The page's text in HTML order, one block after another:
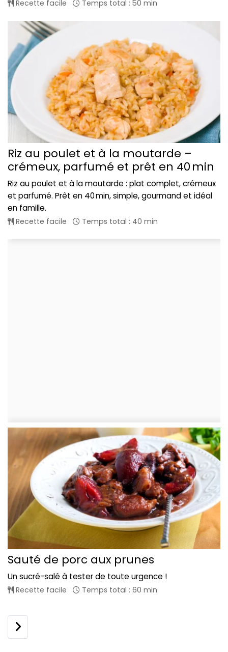
Recette facile Temps total : 50 min
Riz au poulet et à la moutarde –
crémeux, parfumé et prêt en 40 min
Riz au poulet et à la moutarde : plat complet, crémeux
et parfumé. Prêt en 40 min, simple, gourmand et idéal
en famille.
Recette facile Temps total : 40 min
Sauté de porc aux prunes
Un sucré-salé à tester de toute urgence !
Recette facile Temps total : 60 min